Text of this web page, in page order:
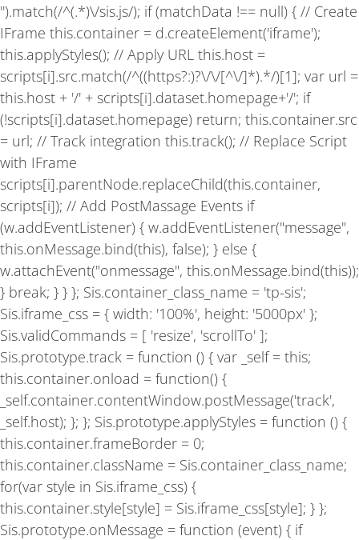
'').match(/^(.*)\/sis.js/); if (matchData !== null) { // Create
IFrame this.container = d.createElement('iframe');
this.applyStyles(); // Apply URL this.host =
scripts[i].src.match(/^((https?:)?\/\/[^\/]*).*/)[1]; var url =
this.host + '/' + scripts[i].dataset.homepage+'/'; if
(!scripts[i].dataset.homepage) return; this.container.src
= url; // Track integration this.track(); // Replace Script
with IFrame
scripts[i].parentNode.replaceChild(this.container,
scripts[i]); // Add PostMassage Events if
(w.addEventListener) { w.addEventListener("message",
this.onMessage.bind(this), false); } else {
w.attachEvent("onmessage", this.onMessage.bind(this));
} break; } } }; Sis.container_class_name = 'tp-sis';
Sis.iframe_css = { width: '100%', height: '5000px' };
Sis.validCommands = [ 'resize', 'scrollTo' ];
Sis.prototype.track = function () { var _self = this;
this.container.onload = function() {
_self.container.contentWindow.postMessage('track',
_self.host); }; }; Sis.prototype.applyStyles = function () {
this.container.frameBorder = 0;
this.container.className = Sis.container_class_name;
for(var style in Sis.iframe_css) {
this.container.style[style] = Sis.iframe_css[style]; } };
Sis.prototype.onMessage = function (event) { if